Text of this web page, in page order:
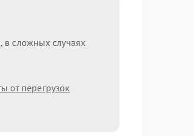
в сложных случаях
от перегрузок